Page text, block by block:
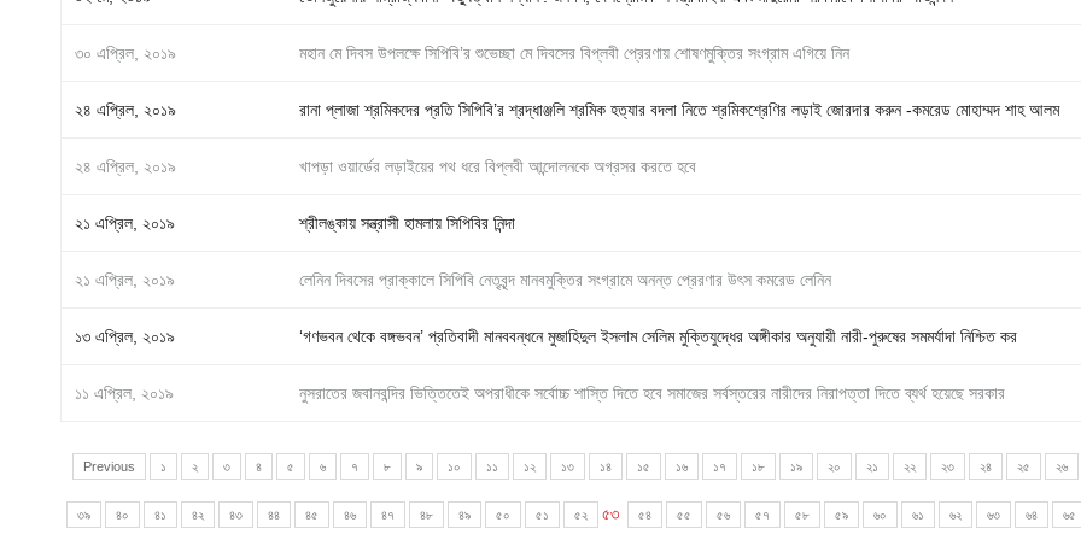
৩০ এপ্রিল, ২০১৯ মহান মে দিবস উপলক্ষে সিপিবি’র শুভেচ্ছা মে দিবসের বিপ্লবী প্রেরণায় শোষণমুক্তির সংগ্রাম এগিয়ে নিন
২৪ এপ্রিল, ২০১৯ রানা প্লাজা শ্রমিকদের প্রতি সিপিবি’র শ্রদ্ধাঞ্জলি শ্রমিক হত্যার বদলা নিতে শ্রমিকশ্রেণির লড়াই জোরদার করুন -কমরেড মোহাম্মদ শাহ আলম
২৪ এপ্রিল, ২০১৯ খাপড়া ওয়ার্ডের লড়াইয়ের পথ ধরে বিপ্লবী আন্দোলনকে অগ্রসর করতে হবে
২১ এপ্রিল, ২০১৯ শ্রীলঙ্কায় সন্ত্রাসী হামলায় সিপিবির নিন্দা
২১ এপ্রিল, ২০১৯ লেনিন দিবসের প্রাক্কালে সিপিবি নেতৃবৃন্দ মানবমুক্তির সংগ্রামে অনন্ত প্রেরণার উৎস কমরেড লেনিন
১৩ এপ্রিল, ২০১৯ ‘গণভবন থেকে বঙ্গভবন’ প্রতিবাদী মানববন্ধনে মুজাহিদুল ইসলাম সেলিম মুক্তিযুদ্ধের অঙ্গীকার অনুযায়ী নারী-পুরুষের সমমর্যাদা নিশ্চিত কর
১১ এপ্রিল, ২০১৯ নুসরাতের জবানবন্দির ভিত্তিতেই অপরাধীকে সর্বোচ্চ শাস্তি দিতে হবে সমাজের সর্বস্তরের নারীদের নিরাপত্তা দিতে ব্যর্থ হয়েছে সরকার
Previous ১ ২ ৩ ৪ ৫ ৬ ৭ ৮ ৯ ১০ ১১ ১২ ১৩ ১৪ ১৫ ১৬ ১৭ ১৮ ১৯ ২০ ২১ ২২ ২৩ ২৪ ২৫ ২৬
৩৯ ৪০ ৪১ ৪২ ৪৩ ৪৪ ৪৫ ৪৬ ৪৭ ৪৮ ৪৯ ৫০ ৫১ ৫২ ৫৩ ৫৪ ৫৫ ৫৬ ৫৭ ৫৮ ৫৯ ৬০ ৬১ ৬২ ৬৩ ৬৪ ৬৫